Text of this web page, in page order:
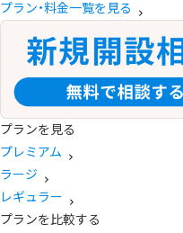
プラン・料金一覧を見る
プランを見る
プレミアム
ラージ
レギュラー
プランを比較する